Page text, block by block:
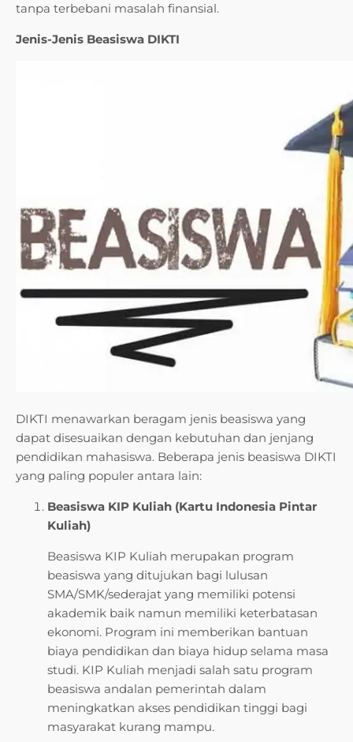
tanpa terbebani masalah finansial.
Jenis-Jenis Beasiswa DIKTI
DIKTI menawarkan beragam jenis beasiswa yang
dapat disesuaikan dengan kebutuhan dan jenjang
pendidikan mahasiswa. Beberapa jenis beasiswa DIKTI
yang paling populer antara lain:
Beasiswa KIP Kuliah (Kartu Indonesia Pintar
Kuliah)
Beasiswa KIP Kuliah merupakan program
beasiswa yang ditujukan bagi lulusan
SMA/SMK/sederajat yang memiliki potensi
akademik baik namun memiliki keterbatasan
ekonomi. Program ini memberikan bantuan
biaya pendidikan dan biaya hidup selama masa
studi. KIP Kuliah menjadi salah satu program
beasiswa andalan pemerintah dalam
meningkatkan akses pendidikan tinggi bagi
masyarakat kurang mampu.